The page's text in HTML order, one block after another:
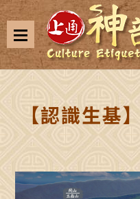
【認識生基